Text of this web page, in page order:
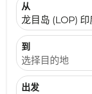
从
龙目岛 (LOP)
到
选择目的地
出发